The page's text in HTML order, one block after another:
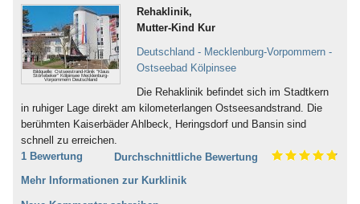
Bildquelle: Ostseestrand-Klinik "Klaus
Störtebeker" Kölpinsee Mecklenburg-
Vorpommern Deutschland
Rehaklinik,
Mutter-Kind Kur
Deutschland - Mecklenburg-Vorpommern -
Ostseebad Kölpinsee
Die Rehaklinik befindet sich im Stadtkern
in ruhiger Lage direkt am kilometerlangen Ostseesandstrand. Die
berühmten Kaiserbäder Ahlbeck, Heringsdorf und Bansin sind
schnell zu erreichen.
1 Bewertung
Durchschnittliche Bewertung
Mehr Informationen zur Kurklinik